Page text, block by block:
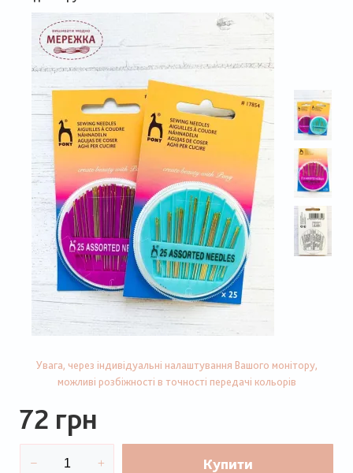
Увага, через індивідуальні налаштування Вашого монітору,
можливі розбіжності в точності передачі кольорів
72 грн
Купити